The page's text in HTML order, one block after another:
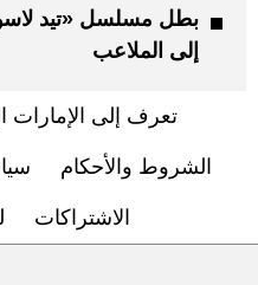
بطل مسلسل «تيد
إلى الملاعب
تعرف إلى الإمارات
الشروط والأحكام
الاشتراكات